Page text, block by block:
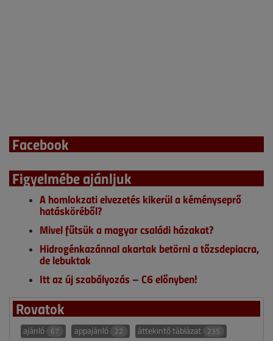
Facebook
Figyelmébe ajánljuk
A homlokzati elvezetés kikerül a kéményseprő
hatásköréből?
Mivel fűtsük a magyar családi házakat?
Hidrogénkazánnal akartak betörni a tőzsdepiacra,
de lebuktak
Itt az új szabályozás – C6 előnyben!
Rovatok
ajánló 67 appajánló 22 áttekintő táblázat 235